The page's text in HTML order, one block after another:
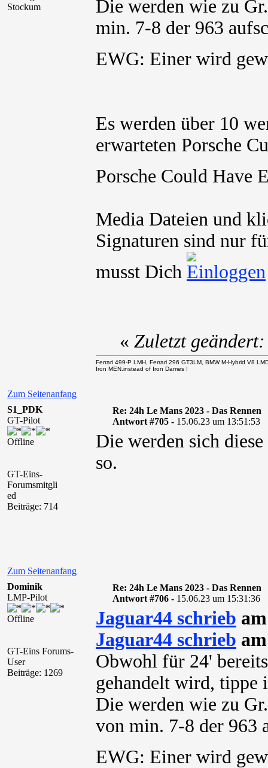
Stockum
Die werden wie zu
min. 7-8 der 963
EWG: Einer wird
Es werden über 10
erwarteten Porsche
Porsche Could Have
Media Dateien und
Signaturen sind nur
musst Dich
Zum Seitenanfang
« Zuletzt
Ferrari 499-P LMH, Ferrari 296 GT3LM, BMW M-Hybrid V8
Iron MEN.instead of Iron Dames !
S1_PDK
GT-Pilot
Offline
GT-Eins-
Forumsmitgli
ed
Beiträge: 714
Re: 24h Le Mans 2023 - Das Rennen
Antwort #705 - 15.06.23 um 13:51:53
Die werden sich
so.
Zum Seitenanfang
Dominik
LMP-Pilot
Offline
GT-Eins Forums-
User
Beiträge: 1269
Re: 24h Le Mans 2023 - Das Rennen
Antwort #706 - 15.06.23 um 15:31:36
Jaguar44 schrieb
Jaguar44 schrieb
Obwohl für 24'
gehandelt wird, tippe
Die werden wie zu
von min. 7-8 der 963
EWG: Einer wird